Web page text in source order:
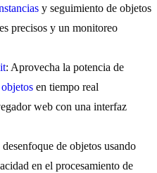
y seguimiento de objetos
precisos y un monitoreo
: Aprovecha la potencia de
en tiempo real
web con una interfaz
de objetos usando
en el procesamiento de